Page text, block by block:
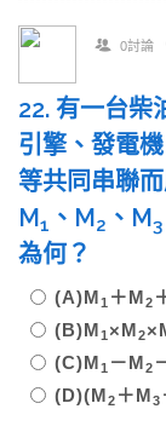
0討論
22. 有一台柴
引擎、發電
等共同串聯
M1 、M2 、M3
為何？
(A)M1 ＋M2
(B)M1 ×M2
(C)M1 －M2
(D)(M2 ＋M3